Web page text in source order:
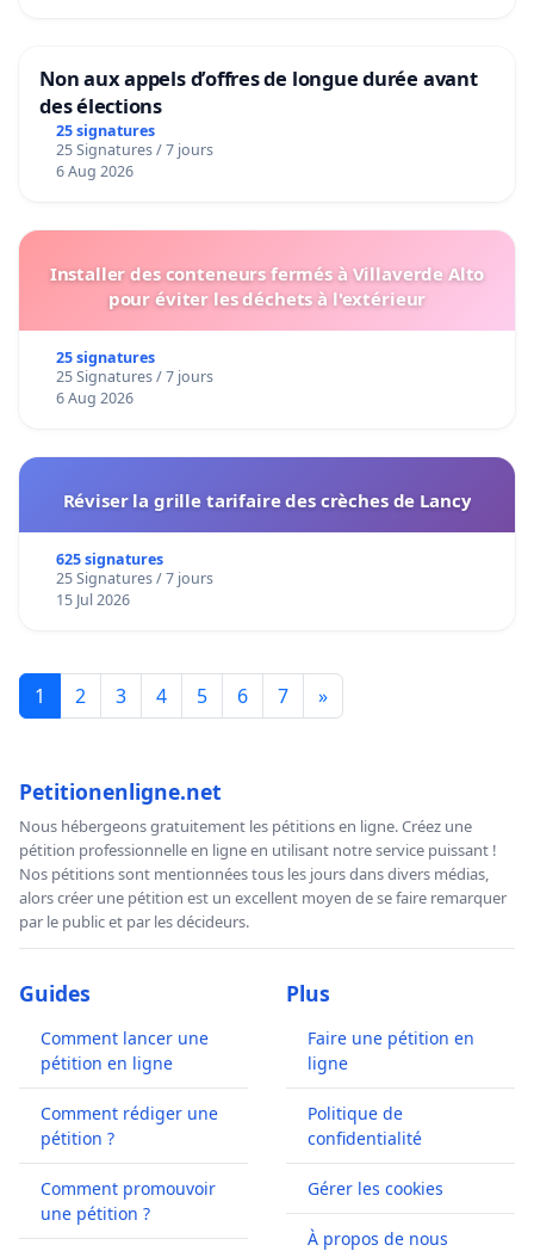
Non aux appels d’offres de longue durée avant
des élections
25 signatures
25 Signatures / 7 jours
6 Aug 2026
Installer des conteneurs fermés à Villaverde Alto
pour éviter les déchets à l'extérieur
25 signatures
25 Signatures / 7 jours
6 Aug 2026
Réviser la grille tarifaire des crèches de Lancy
625 signatures
25 Signatures / 7 jours
15 Jul 2026
1 2 3 4 5 6 7 »
Petitionenligne.net
Nous hébergeons gratuitement les pétitions en ligne. Créez une
pétition professionnelle en ligne en utilisant notre service puissant !
Nos pétitions sont mentionnées tous les jours dans divers médias,
alors créer une pétition est un excellent moyen de se faire remarquer
par le public et par les décideurs.
Guides
Comment lancer une
pétition en ligne
Comment rédiger une
pétition ?
Comment promouvoir
une pétition ?
Plus
Faire une pétition en
ligne
Politique de
confidentialité
Gérer les cookies
À propos de nous